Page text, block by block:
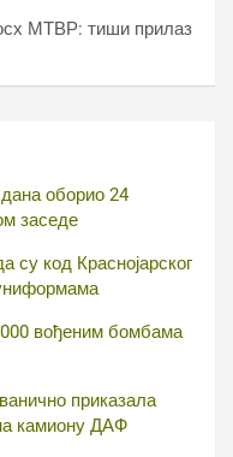
МТВР: тиши прилаз
оборио 24
заседе
су код Краснојарског
вођеним бомбама
приказала
камиону ДАФ